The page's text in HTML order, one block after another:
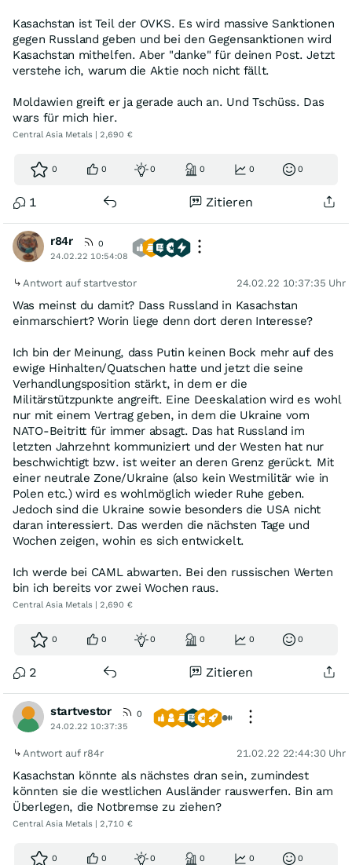
Kasachstan ist Teil der OVKS. Es wird massive Sanktionen
gegen Russland geben und bei den Gegensanktionen wird
Kasachstan mithelfen. Aber "danke" für deinen Post. Jetzt
verstehe ich, warum die Aktie noch nicht fällt.
Moldawien greift er ja gerade auch an. Und Tschüss. Das
wars für mich hier.
Central Asia Metals | 2,690 €
0 0 0 0 0 0
1 Zitieren
r84r
0
24.02.22 10:54:08
Antwort auf startvestor 24.02.22 10:37:35 Uhr
Was meinst du damit? Dass Russland in Kasachstan
einmarschiert? Worin liege denn dort deren Interesse?
Ich bin der Meinung, dass Putin keinen Bock mehr auf des
ewige Hinhalten/Quatschen hatte und jetzt die seine
Verhandlungsposition stärkt, in dem er die
Militärstützpunkte angreift. Eine Deeskalation wird es wohl
nur mit einem Vertrag geben, in dem die Ukraine vom
NATO-Beitritt für immer absagt. Das hat Russland im
letzten Jahrzehnt kommuniziert und der Westen hat nur
beschwichtigt bzw. ist weiter an deren Grenz gerückt. Mit
einer neutrale Zone/Ukraine (also kein Westmilitär wie in
Polen etc.) wird es wohlmöglich wieder Ruhe geben.
Jedoch sind die Ukraine sowie besonders die USA nicht
daran interessiert. Das werden die nächsten Tage und
Wochen zeigen, wohin es sich entwickelt.
Ich werde bei CAML abwarten. Bei den russischen Werten
bin ich bereits vor zwei Wochen raus.
Central Asia Metals | 2,690 €
0 0 0 0 0 0
2 Zitieren
startvestor
0
24.02.22 10:37:35
Antwort auf r84r 21.02.22 22:44:30 Uhr
Kasachstan könnte als nächstes dran sein, zumindest
könnten sie die westlichen Ausländer rauswerfen. Bin am
Überlegen, die Notbremse zu ziehen?
Central Asia Metals | 2,710 €
0 0 0 0 0 0